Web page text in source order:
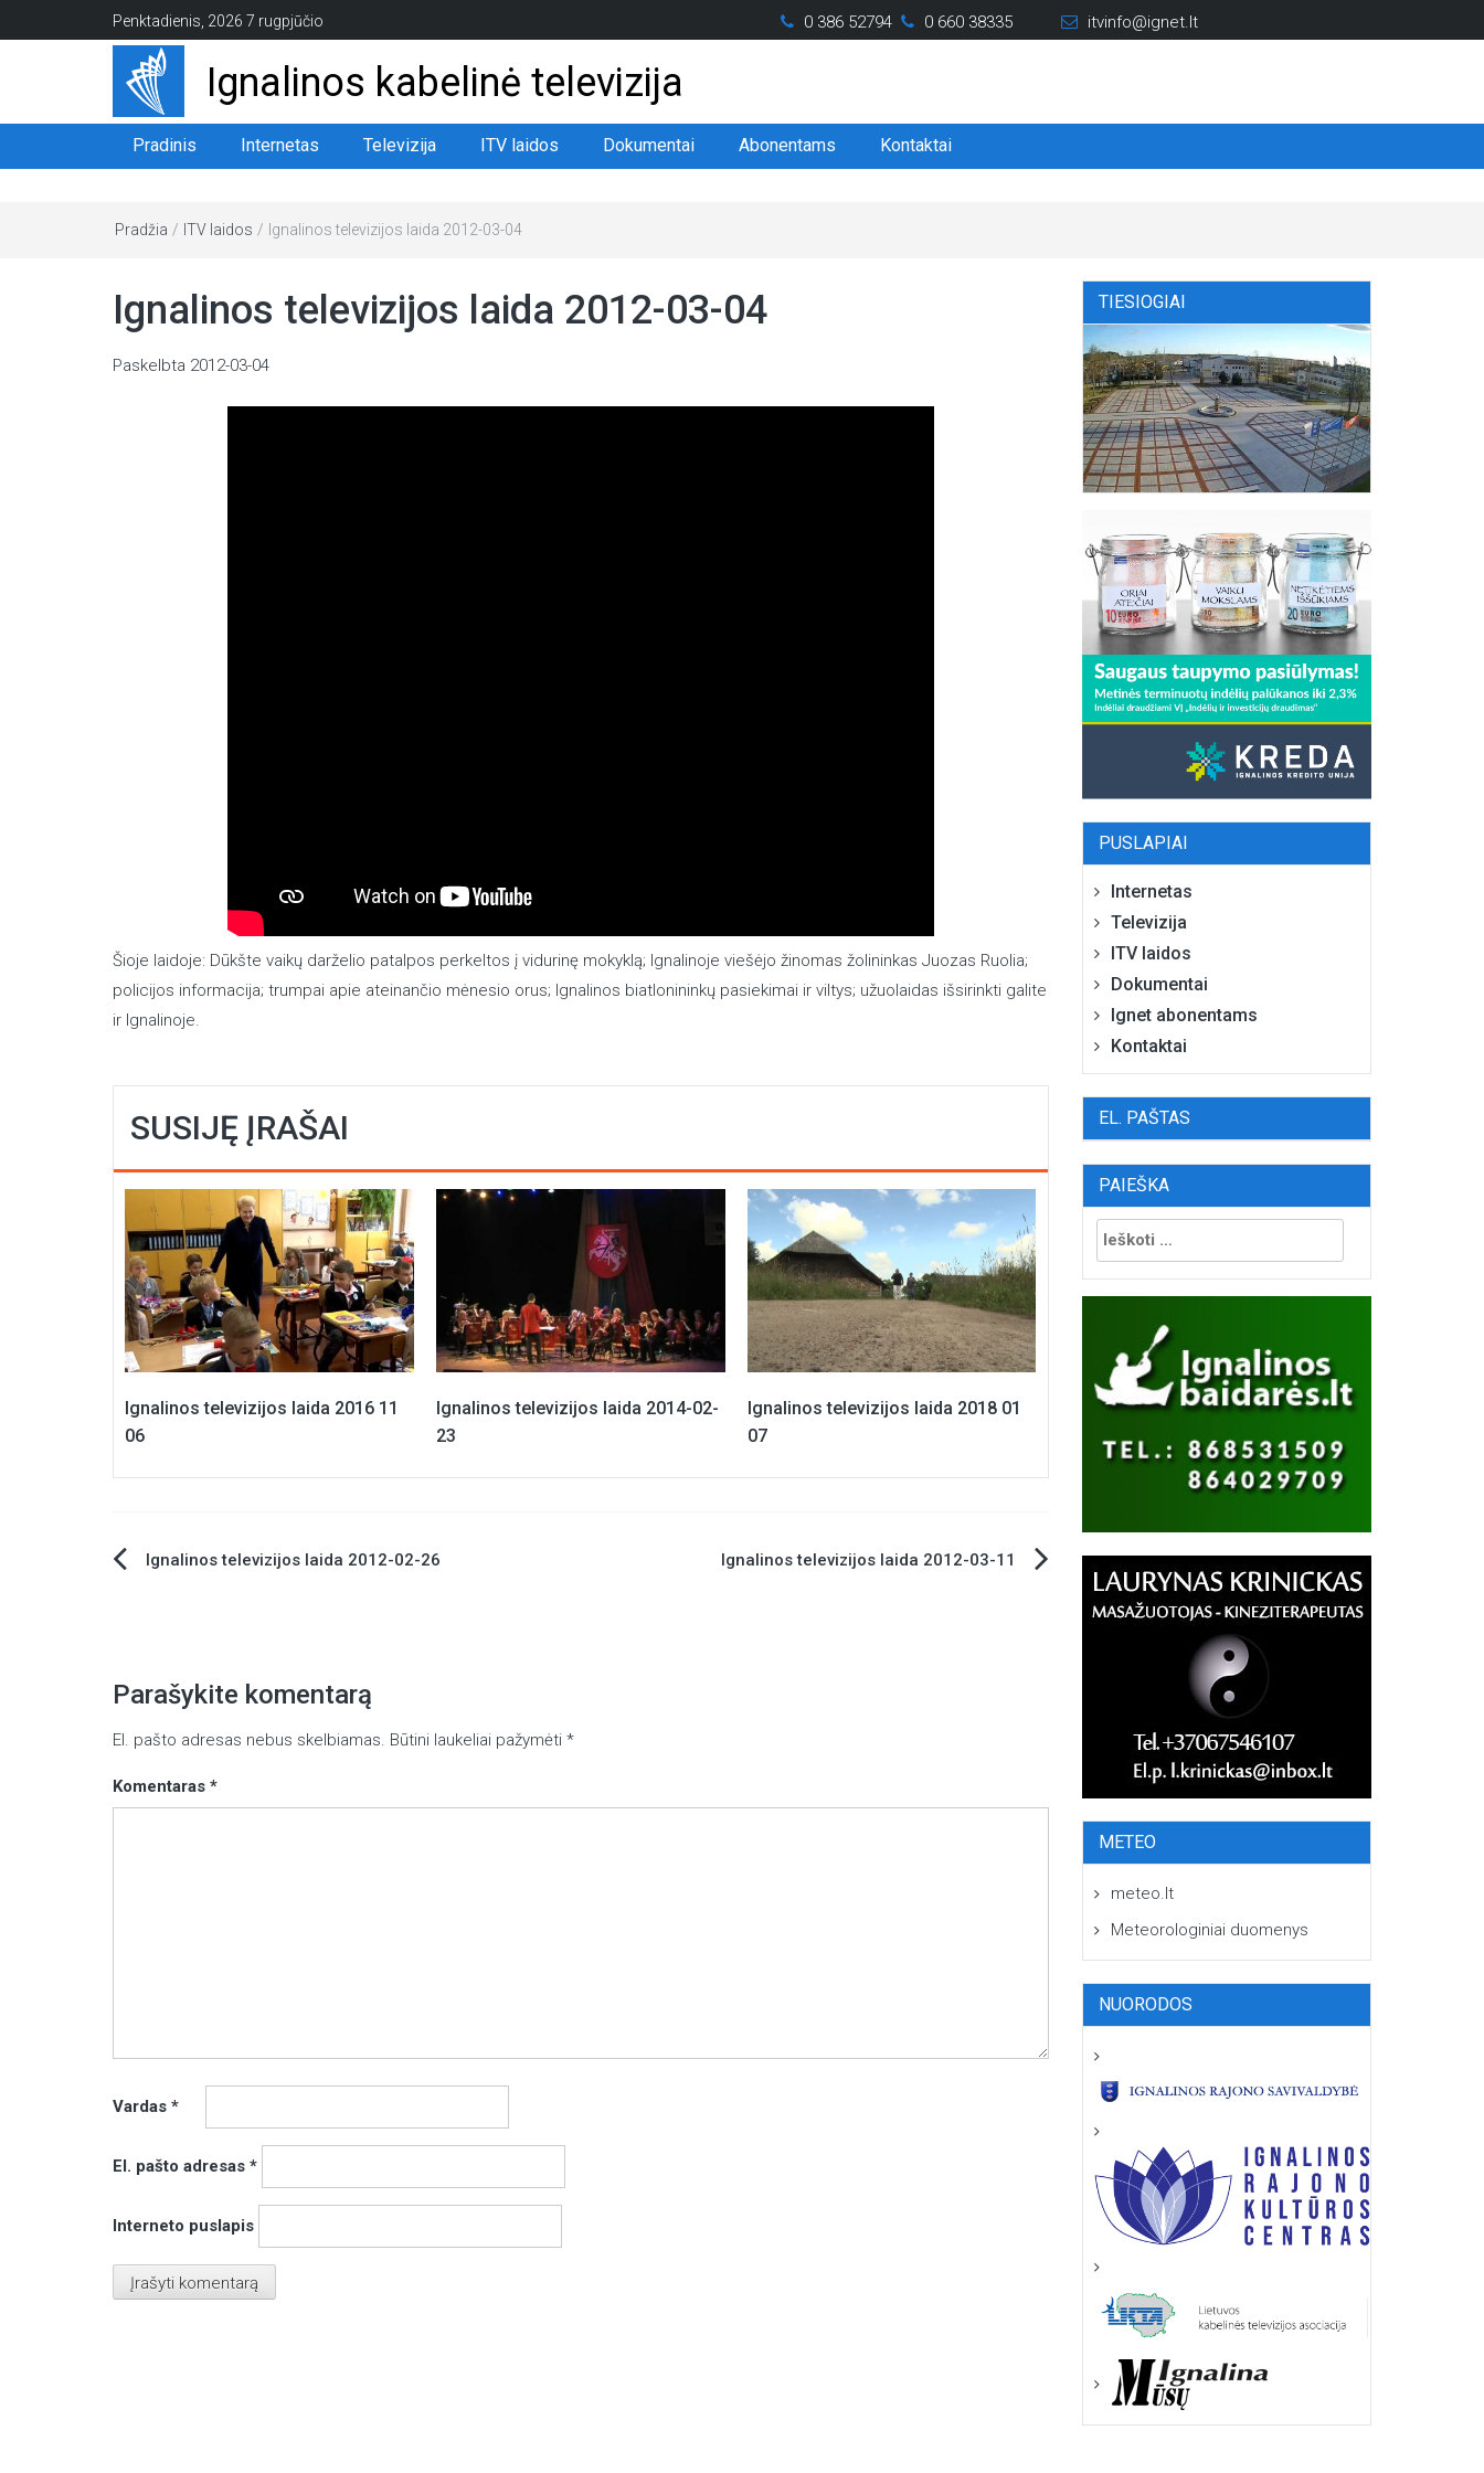
Penktadienis, 2026 7 rugpjūčio 0 386 52794 0 660 38335 itvinfo@ignet.lt
Ignalinos kabelinė televizija
Pradinis Internetas Televizija ITV laidos Dokumentai Abonentams Kontaktai
Pradžia / ITV laidos / Ignalinos televizijos laida 2012-03-04
Ignalinos televizijos laida 2012-03-04
Paskelbta 2012-03-04
Šioje laidoje: Dūkšte vaikų darželio patalpos perkeltos į vidurinę mokyklą; Ignalinoje viešėjo žinomas žolininkas Juozas Ruolia;
policijos informacija; trumpai apie ateinančio mėnesio orus; Ignalinos biatlonininkų pasiekimai ir viltys; užuolaidas išsirinkti galite
ir Ignalinoje.
SUSIJĘ ĮRAŠAI
Ignalinos televizijos laida 2016 11
06
Ignalinos televizijos laida 2014-02-
23
Ignalinos televizijos laida 2018 01
07
įrašų
Ignalinos televizijos laida 2012-02-26 Ignalinos televizijos laida 2012-03-11
Parašykite komentarą
El. pašto adresas nebus skelbiamas. Būtini laukeliai pažymėti *
Komentaras *
Vardas *
El. pašto adresas *
Interneto puslapis
TIESIOGIAI
PUSLAPIAI
Internetas
Televizija
ITV laidos
Dokumentai
Ignet abonentams
Kontaktai
EL. PAŠTAS
PAIEŠKA
Ieškoti:
METEO
meteo.lt
Meteorologiniai duomenys
NUORODOS